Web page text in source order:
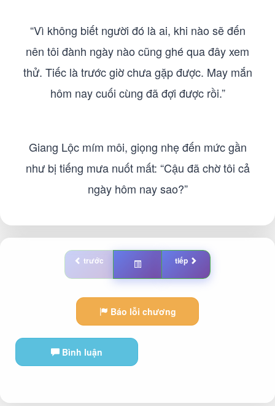
“Vì không biết người đó là ai, khi nào sẽ đến
nên tôi đành ngày nào cũng ghé qua đây xem
thử. Tiếc là trước giờ chưa gặp được. May mắn
hôm nay cuối cùng đã đợi được rồi.”
Giang Lộc mím môi, giọng nhẹ đến mức gần
như bị tiếng mưa nuốt mất: “Cậu đã chờ tôi cả
ngày hôm nay sao?”
trước tiếp
Báo lỗi chương
Bình luận